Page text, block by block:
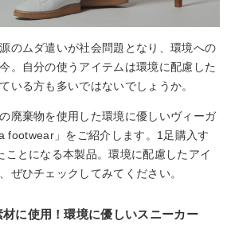
のムダ遣いが社会問題となり、環境への
。自分の使うアイテムは環境に配慮した
いる方も多いではないでしょうか。
廃棄物を使用した環境に優しいヴィーガ
footwear」をご紹介します。1足購入す
ことになる本製品。環境に配慮したアイ
ぜひチェックしてみてください。
に使用！環境に優しいスニーカー